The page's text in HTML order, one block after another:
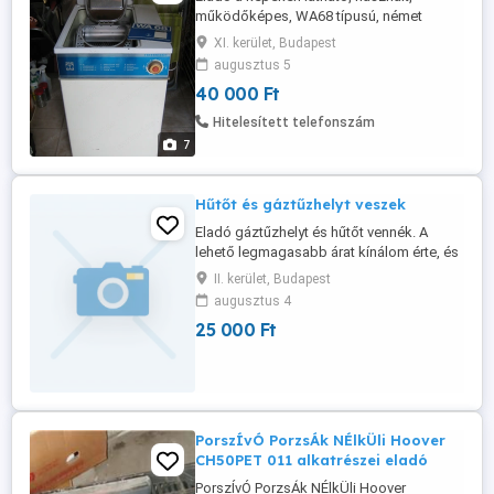
7
működőképes, WA68 típusú, német
gyártmányú automata mosógép. A
centrifugálás gyárilag nincs benne a
programok között. Személyes átvétellel a
11. kerületben. Telefon .
XI. kerület, Budapest
augusztus 5
40 000 Ft
Hitelesített telefonszám
Hűtőt és gáztűzhelyt veszek
Eladó gáztűzhelyt és hűtőt vennék. A
lehető legmagasabb árat kínálom érte, és
házhoz is megyek az átvételért, hogy
Önnek a legkényelmesebb legyen az
eladás. Keressen a hétvégén is! 06 20 912
6233
II. kerület, Budapest
augusztus 4
25 000 Ft
PorszÍvÓ PorzsÁk NÉlkÜli Hoover
CH50PET 011 alkatrészei eladó
PorszÍvÓ PorzsÁk NÉlkÜli Hoover